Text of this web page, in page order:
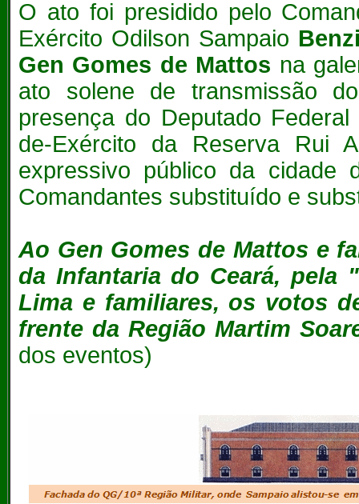
O ato foi presidido pelo
Exército Odilson Sampaio
Gen Gomes de Mattos na
ato solene de transmissão
presença do Deputado
de-Exército da Reserva Rui
expressivo público da cidade
Comandantes substituído e
Ao Gen Gomes de Mattos e
da Infantaria do Ceará, pela
Lima e familiares, os votos
frente da Região Martim
dos eventos)